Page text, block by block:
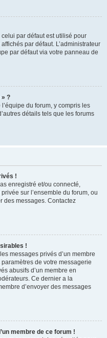
par défaut est utilisé pour
par défaut. L’administrateur
par défaut via votre panneau de
» ?
du forum, y compris les
détails tels que les forums
!
enregistré et/ou connecté,
sur l’ensemble du forum, ou
des messages. Contactez
!
messages privés d’un membre
de votre messagerie
abusifs d’un membre en
Ce dernier a la
d’envoyer des messages
membre de ce forum !